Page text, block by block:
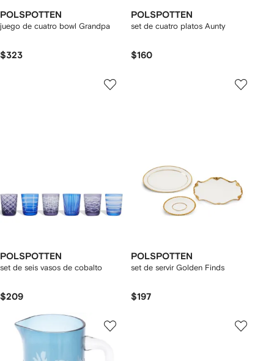
POLSPOTTEN
juego de cuatro bowl Grandpa
$323
POLSPOTTEN
set de cuatro platos Aunty
$160
POLSPOTTEN
set de seis vasos de cobalto
$209
POLSPOTTEN
set de servir Golden Finds
$197